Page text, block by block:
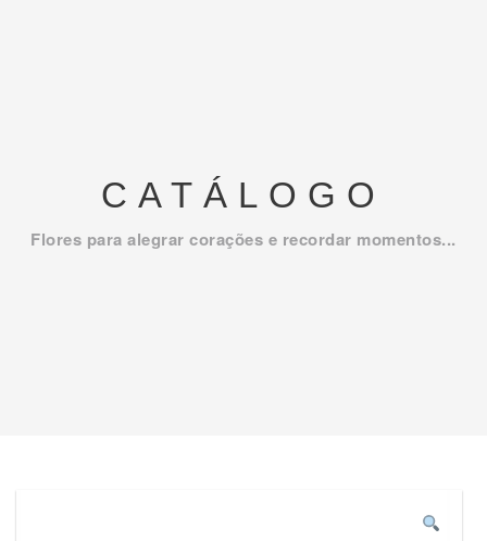
CATÁLOGO
Flores para alegrar corações e recordar momentos...